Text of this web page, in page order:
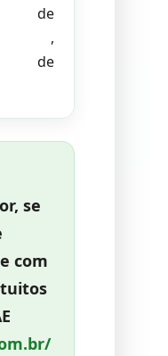
de
,
de
se
com